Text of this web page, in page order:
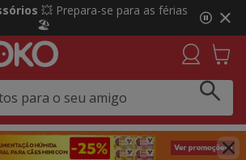
💥 Prepara-se para as férias
🏖️